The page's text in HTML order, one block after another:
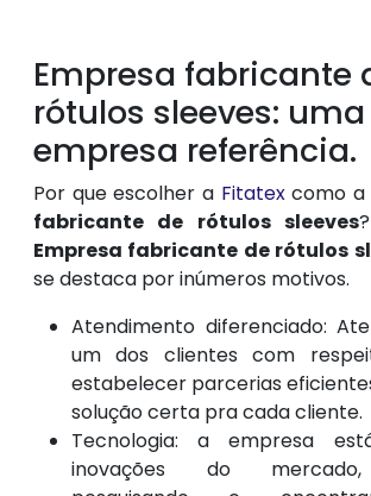
Empresa fabricante
rótulos sleeves: uma
empresa referência.
Por que escolher a Fitatexcomo a
fabricante de rótulos sleeves
Empresa fabricante de rótulos
se destaca por inúmeros motivos.
Atendimento diferenciado:
um dos clientes com
estabelecer parcerias
solução certa pra cada cliente.
Tecnologia: a empresa
inovações do mercado,